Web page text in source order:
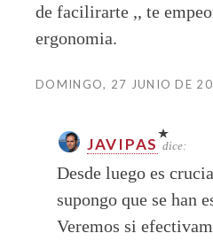
de facilirarte ,, te
ergonomia.
DOMINGO, 27 JUNIO DE
JAVIPAS dice:
Desde luego es
supongo que se han
Veremos si